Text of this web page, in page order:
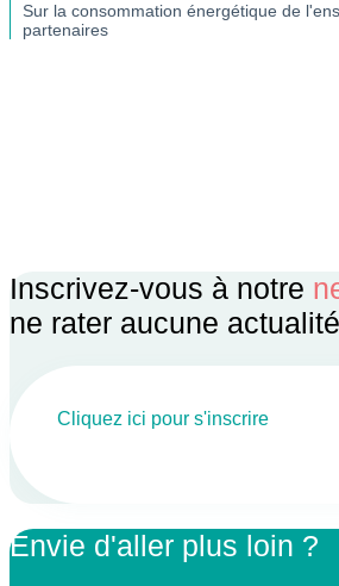
Sur la consommation énergétique de
partenaires
Inscrivez-vous à notre
ne rater aucune
Cliquez ici pour s'inscrire
Envie d'aller plus loin ?